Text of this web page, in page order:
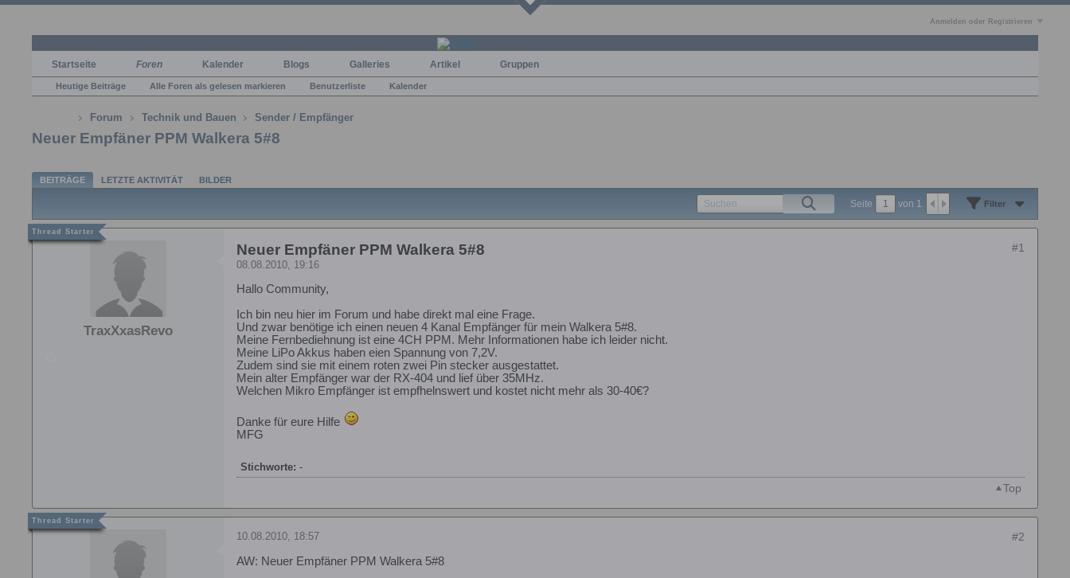
Anmelden oder Registrieren
Startseite Foren Kalender Blogs Galleries Artikel Gruppen
Heutige Beiträge Alle Foren als gelesen markieren Benutzerliste Kalender
Forum Technik und Bauen Sender / Empfänger
Neuer Empfäner PPM Walkera 5#8
BEITRÄGE LETZTE AKTIVITÄT BILDER
Seite von 1 Filter
TraxXxasRevo
#1
Neuer Empfäner PPM Walkera 5#8
08.08.2010, 19:16
Hallo Community,
Ich bin neu hier im Forum und habe direkt mal eine Frage.
Und zwar benötige ich einen neuen 4 Kanal Empfänger für mein Walkera 5#8.
Meine Fernbediehnung ist eine 4CH PPM. Mehr Informationen habe ich leider nicht.
Meine LiPo Akkus haben eien Spannung von 7,2V.
Zudem sind sie mit einem roten zwei Pin stecker ausgestattet.
Mein alter Empfänger war der RX-404 und lief über 35MHz.
Welchen Mikro Empfänger ist empfhelnswert und kostet nicht mehr als 30-40€?
Danke für eure Hilfe
MFG
Stichworte: -
Top
#2
10.08.2010, 18:57
AW: Neuer Empfäner PPM Walkera 5#8